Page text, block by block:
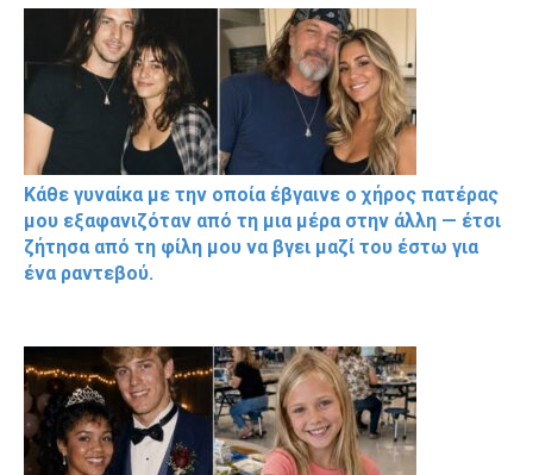
Κάθε γυναίκα με την οποία έβγαινε ο χήρος πατέρας
μου εξαφανιζόταν από τη μια μέρα στην άλλη — έτσι
ζήτησα από τη φίλη μου να βγει μαζί του έστω για
ένα ραντεβού.